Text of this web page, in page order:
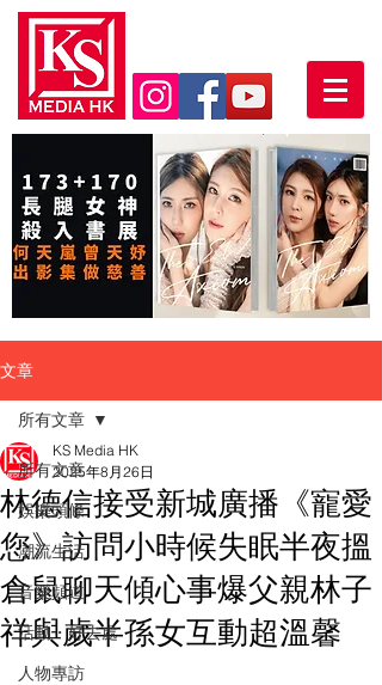
文章
所有文章
娛樂頭條
潮流生活
音樂頻道
活動・好去處
人物專訪
所有文章
林德信接受新城廣播《寵愛
您》訪問小時候失眠半夜搵
倉鼠聊天傾心事爆父親林子
祥與歲半孫女互動超溫馨
KS Media HK
2025年8月26日